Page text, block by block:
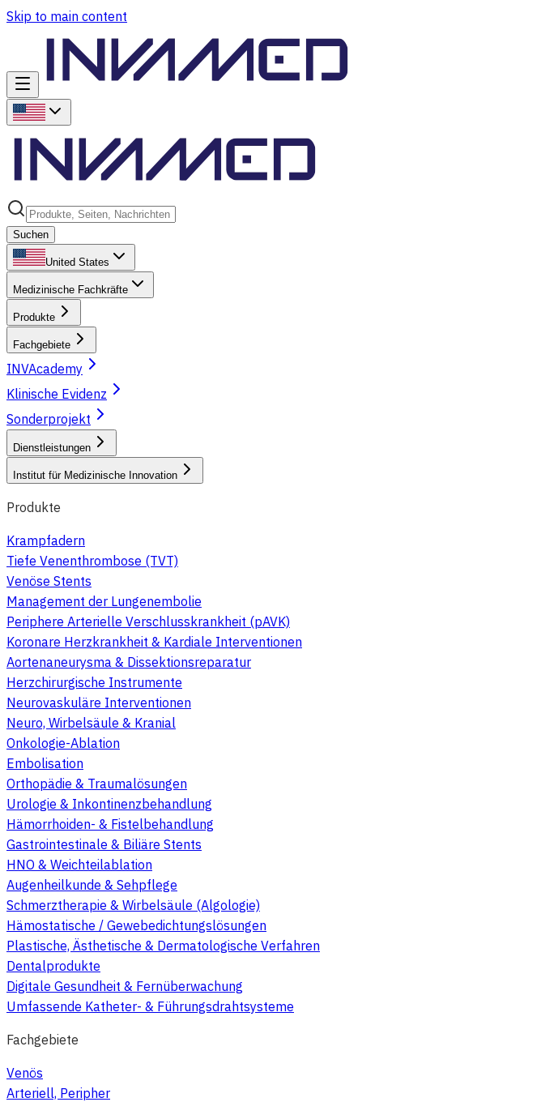
Skip to main content
Suchen
United States
Medizinische Fachkräfte
Produkte
Fachgebiete
INVAcademy
Klinische Evidenz
Sonderprojekt
Dienstleistungen
Institut für Medizinische Innovation
Produkte
Krampfadern
Tiefe Venenthrombose (TVT)
Venöse Stents
Management der Lungenembolie
Periphere Arterielle Verschlusskrankheit (pAVK)
Koronare Herzkrankheit & Kardiale Interventionen
Aortenaneurysma & Dissektionsreparatur
Herzchirurgische Instrumente
Neurovaskuläre Interventionen
Neuro, Wirbelsäule & Kranial
Onkologie-Ablation
Embolisation
Orthopädie & Traumalösungen
Urologie & Inkontinenzbehandlung
Hämorrhoiden- & Fistelbehandlung
Gastrointestinale & Biliäre Stents
HNO & Weichteilablation
Augenheilkunde & Sehpflege
Schmerztherapie & Wirbelsäule (Algologie)
Hämostatische / Gewebedichtungslösungen
Plastische, Ästhetische & Dermatologische Verfahren
Dentalprodukte
Digitale Gesundheit & Fernüberwachung
Umfassende Katheter- & Führungsdrahtsysteme
Fachgebiete
Venös
Arteriell, Peripher